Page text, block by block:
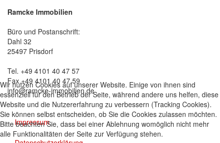
Ramcke Immobilien
Büro und Postanschrift:
Dahl 32
25497 Prisdorf
Tel. +49 4101 40 47 57
Fax +49 4101 40 47 59
info@ramcke-immobilien.de
Impressum
Wir nutzen Cookies auf unserer Website. Einige von ihnen sind
essenziell für den Betrieb der Seite, während andere uns helfen, diese
Website und die Nutzererfahrung zu verbessern (Tracking Cookies).
Sie können selbst entscheiden, ob Sie die Cookies zulassen möchten.
Bitte beachten Sie, dass bei einer Ablehnung womöglich nicht mehr
alle Funktionalitäten der Seite zur Verfügung stehen.